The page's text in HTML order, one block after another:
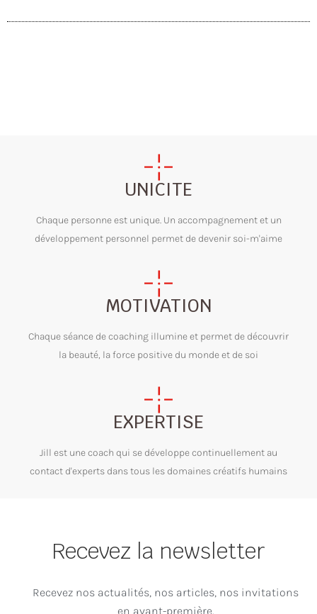
UNICITE
Chaque personne est unique. Un accompagnement et un
développement personnel permet de devenir soi-m'aime
MOTIVATION
Chaque séance de coaching illumine et permet de découvrir
la beauté, la force positive du monde et de soi
EXPERTISE
Jill est une coach qui se développe continuellement au
contact d'experts dans tous les domaines créatifs humains
Recevez la newsletter
Recevez nos actualités, nos articles, nos invitations
en avant-première.